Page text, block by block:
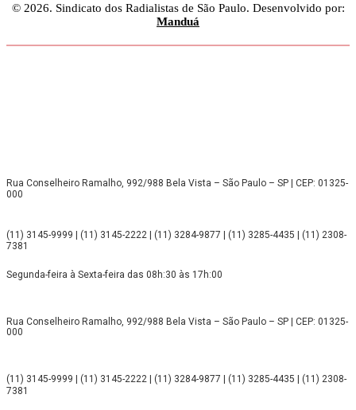
© 2026. Sindicato dos Radialistas de São Paulo. Desenvolvido por:
Manduá
Rua Conselheiro Ramalho, 992/988 Bela Vista – São Paulo – SP | CEP: 01325-
000
(11) 3145-9999 | (11) 3145-2222 | (11) 3284-9877 | (11) 3285-4435 | (11) 2308-
7381
Segunda-feira à Sexta-feira das 08h:30 às 17h:00
Rua Conselheiro Ramalho, 992/988 Bela Vista – São Paulo – SP | CEP: 01325-
000
(11) 3145-9999 | (11) 3145-2222 | (11) 3284-9877 | (11) 3285-4435 | (11) 2308-
7381